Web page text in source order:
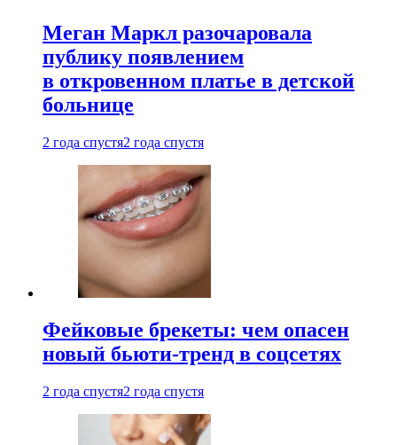
Меган Маркл разочаровала
публику появлением
в откровенном платье в детской
больнице
2 года спустя2 года спустя
Фейковые брекеты: чем опасен
новый бьюти-тренд в соцсетях
2 года спустя2 года спустя